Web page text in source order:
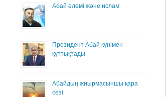
Абай әлемі және ислам
Президент Абай күнімен
құттықтады
Абайдың жиырмасыншы қара
сөзі